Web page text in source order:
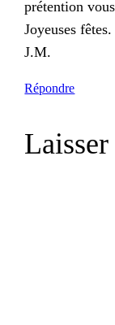
prétention
Joyeuses fêtes.
J.M.
Répondre